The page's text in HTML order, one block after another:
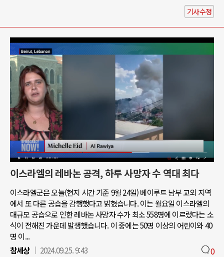
기사수정
이스라엘의 레바논 공격, 하루 사망자 수 역대 최다
이스라엘군은 오늘(현지 시간 기준 9월 24일) 베이루트 남부 교외 지역
에서 또 다른 공습을 감행했다고 밝혔습니다. 이는 월요일 이스라엘의
대규모 공습으로 인한 레바논 사망자 수가 최소 558명에 이르렀다는 소
식이 전해진 가운데 발생했습니다. 이 중에는 50명 이상의 어린이와 40
명 이...
참세상
2024.09.25. 9:43 0